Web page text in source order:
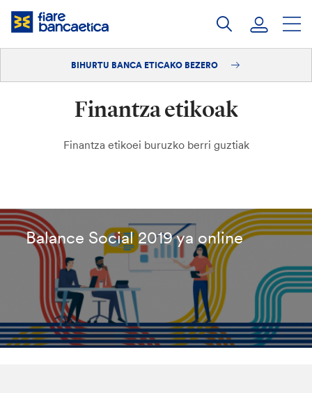
Pasatu
edukia
Bihurtu bezero
BIHURTU BANCA ETICAKO BEZERO
Finantza etikoak
Finantza etikoei buruzko berri guztiak
Balance Social 2019 ya online